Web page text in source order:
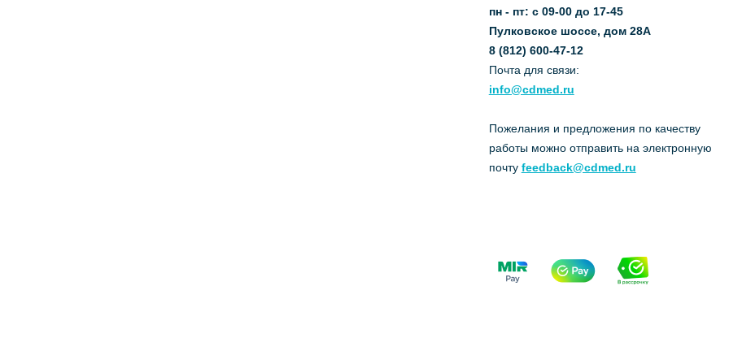
пн - пт: с 09-00 до 17-45
Пулковское шоссе, дом 28А
8 (812) 600-47-12
Почта для связи:
info@cdmed.ru
Пожелания и предложения по качеству
работы можно отправить на электронную
почту feedback@cdmed.ru